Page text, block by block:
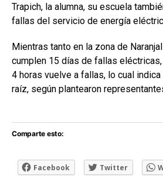
Trapich, la alumna, su escuela
fallas del servicio de energía
Mientras tanto en la zona de
cumplen 15 días de fallas
4 horas vuelve a fallas, lo cual
raíz, según plantearon
Comparte esto:
Facebook Twitter